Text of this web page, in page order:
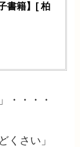
書籍】[ 柏
・・・・
くさい」